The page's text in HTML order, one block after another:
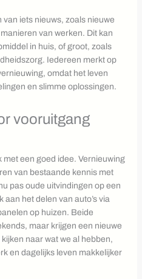
iets nieuws, zoals nieuwe
van werken. Dit kan
in huis, of groot, zoals
Iedereen merkt op
omdat het leven
en slimme oplossingen.
vooruitgang
een goed idee. Vernieuwing
van bestaande kennis met
pas oude uitvindingen op een
het delen van auto’s via
op huizen. Beide
maar krijgen een nieuwe
naar wat we al hebben,
en dagelijks leven makkelijker